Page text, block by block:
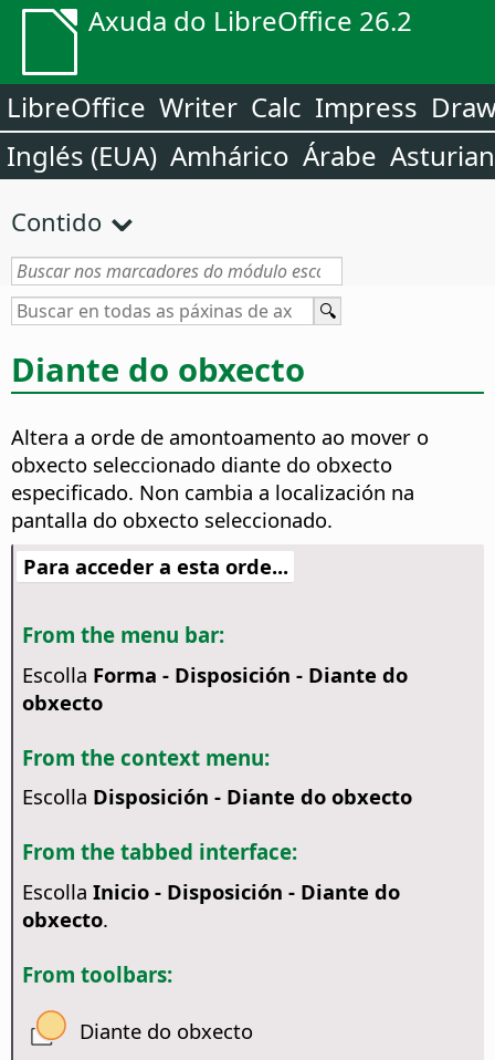
Axuda do LibreOffice 26.2
LibreOffice Writer Calc Impress
Inglés (EUA) Amhárico Árabe
Contido
Diante do obxecto
Altera a orde de amontoamento ao mover o
obxecto seleccionado diante do obxecto
especificado. Non cambia a localización na
pantalla do obxecto seleccionado.
Para acceder a esta orde...
From the menu bar:
Escolla Forma - Disposición - Diante do
obxecto
From the context menu:
Escolla Disposición - Diante do obxecto
From the tabbed interface:
Escolla Inicio - Disposición - Diante do
obxecto.
From toolbars:
Diante do obxecto